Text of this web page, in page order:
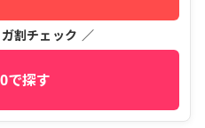
割チェック ／
で探す